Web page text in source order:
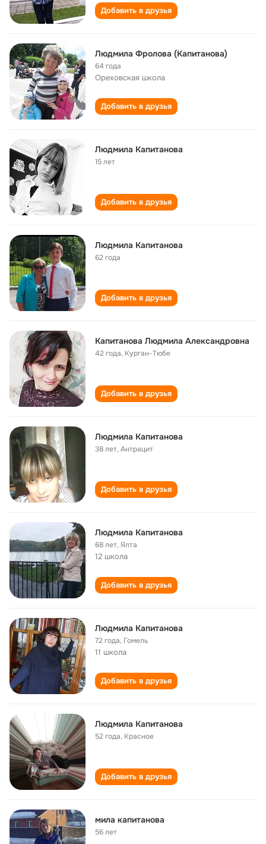
Добавить в друзья
Людмила Фролова (Капитанова)
64 года
Ореховская школа
Добавить в друзья
Людмила Капитанова
15 лет
Добавить в друзья
Людмила Капитанова
62 года
Добавить в друзья
Капитанова Людмила Александровна
42 года, Курган-Тюбе
Добавить в друзья
Людмила Капитанова
38 лет,Антрацит
Добавить в друзья
Людмила Капитанова
68 лет,Ялта
12 школа
Добавить в друзья
Людмила Капитанова
72 года, Гомель
11 школа
Добавить в друзья
Людмила Капитанова
52 года, Красное
Добавить в друзья
мила капитанова
56 лет